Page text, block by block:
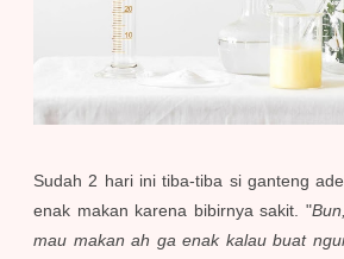
Sudah 2 hari ini tiba-tiba si ganteng
enak makan karena bibirnya sakit. "
mau makan ah ga enak kalau buat